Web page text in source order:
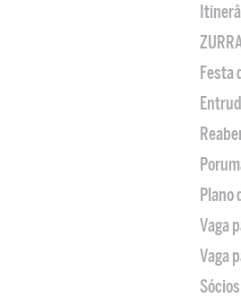
Festa
Plano
Vaga
Vaga
Sócios